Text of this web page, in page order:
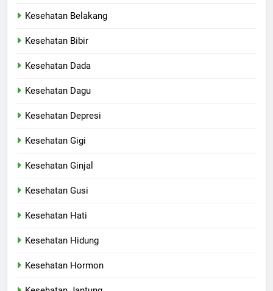
Kesehatan Belakang
Kesehatan Bibir
Kesehatan Dada
Kesehatan Dagu
Kesehatan Depresi
Kesehatan Gigi
Kesehatan Ginjal
Kesehatan Gusi
Kesehatan Hati
Kesehatan Hidung
Kesehatan Hormon